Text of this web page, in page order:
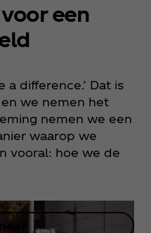
een
difference.’ Dat is
we nemen het
nemen we een
waarop we
vooral: hoe we de